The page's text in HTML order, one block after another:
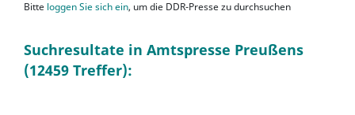
Bitte loggen Sie sich ein, um die DDR-Presse zu durchsuchen
Suchresultate in Amtspresse Preußens
(12459 Treffer):